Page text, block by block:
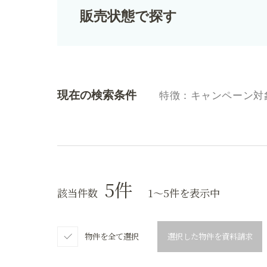
販売状態で探す
現在の検索条件 特徴：キャンペーン対
該当件数 5件 1〜5件を表示中
物件を全て選択 選択した物件を資料請求